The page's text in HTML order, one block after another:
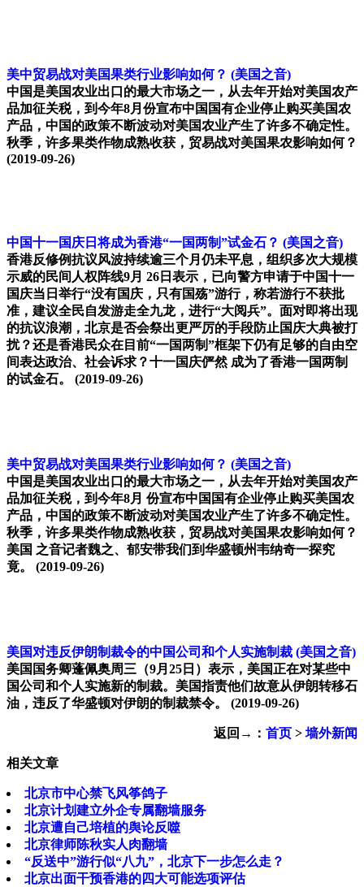
美中贸易战对美国果类行业影响如何？ (美国之音)
中国是美国农业出口的最大市场之一，从去年开始对美国农产
品加征关税，到今年8月份宣布中国国有企业停止购买美国农
产品，中国的政策不断波动对美国农业产生了许多不确定性。
秋季，许多果类作物成熟收获，贸易战对美国果农影响如何？
(2019-09-26)
中国十一国庆日将成为香港“一国两制”试金石？ (美国之音)
香港反修例抗议风波持续逾三个月仍未平息，组织多次大规模
示威的民间人权阵线9月 26日表示，已向警方申请于中国十一
国庆当日举行“没有国庆，只有国殇”游行，称若游行不获批
准，建议全民自发游走全九龙，进行“大阅兵”。面对即将出现
的抗议浪潮，北京是否会祭出更严厉的手段防止国庆大典被打
扰？还是香港民众在目前“一国两制”框架下仍有足够的自由空
间表达政治、社会诉求？十一国庆俨然 成为了香港一国两制
的试金石。
(2019-09-26)
美中贸易战对美国果类行业影响如何？ (美国之音)
中国是美国农业出口的最大市场之一，从去年开始对美国农产
品加征关税，到今年8月 份宣布中国国有企业停止购买美国农
产品，中国的政策不断波动对美国农业产生了许多不确定性。
秋季，许多果类作物成熟收获，贸易战对美国果农影响如何？
美国 之音记者魏之、郁安带我们到华盛顿州韦纳奇一探究
竟。
(2019-09-26)
美国对违反伊朗制裁令的中国公司和个人实施制裁 (美国之音)
美国国务卿蓬佩奥周三（9月25日）表示，美国正在对某些中
国公司和个人实施新的制裁。美国指责他们故意从伊朗转移石
油，违反了华盛顿对伊朗的制裁禁令。
(2019-09-26)
返回→： 首页 > 墙外新闻
相关文章
北京市中心禁飞风筝鸽子
北京计划建立外企专属翻墙服务
北京遭自己培植的舆论反噬
北京律师陈秋实人肉翻墙
“反送中”游行似“八九”，北京下一步怎么走？
北京出面干预香港的四大可能选项评估